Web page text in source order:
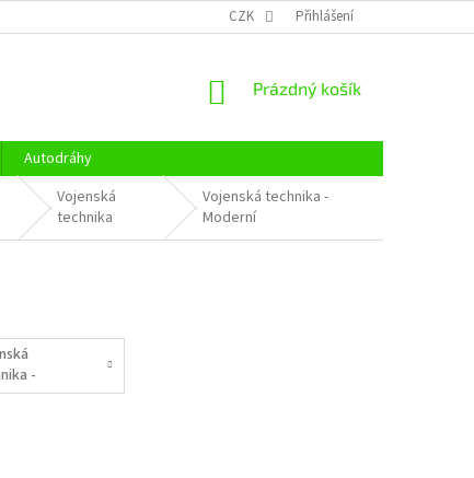
OSOBNÍCH ÚDAJŮ CENÍK DOPRAVY
CZK Přihlášení
NÁKUPNÍ
Prázdný košík
Autodráhy
Vojenská
technika
Vojenská technika -
Moderní
-
-